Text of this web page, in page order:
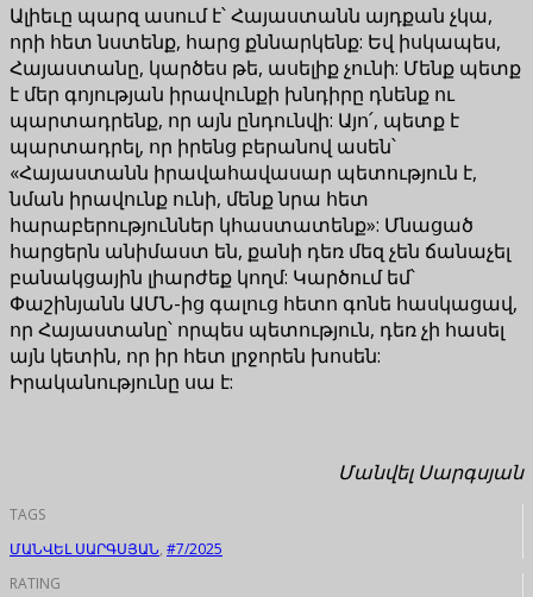
Ալիեւը պարզ ասում է՝ Հայաստանն այդքան չկա,
որի հետ նստենք, հարց քննարկենք: Եվ իսկապես,
Հայաստանը, կարծես թե, ասելիք չունի: Մենք պետք
է մեր գոյության իրավունքի խնդիրը դնենք ու
պարտադրենք, որ այն ընդունվի: Այո՛, պետք է
պարտադրել, որ իրենց բերանով ասեն՝
«Հայաստանն իրավահավասար պետություն է,
նման իրավունք ունի, մենք նրա հետ
հարաբերություններ կհաստատենք»: Մնացած
հարցերն անիմաստ են, քանի դեռ մեզ չեն ճանաչել
բանակցային լիարժեք կողմ: Կարծում եմ՝
Փաշինյանն ԱՄՆ-ից գալուց հետո գոնե հասկացավ,
որ Հայաստանը՝ որպես պետություն, դեռ չի հասել
այն կետին, որ իր հետ լրջորեն խոսեն:
Իրականությունը սա է:
Մանվել Սարգսյան
TAGS
ՄԱՆՎԵԼ ՍԱՐԳՍՅԱՆ, #7/2025
RATING